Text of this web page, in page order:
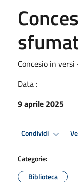
Concesio in
Data :
9 aprile 2025
Condividi
Categorie:
Biblioteca